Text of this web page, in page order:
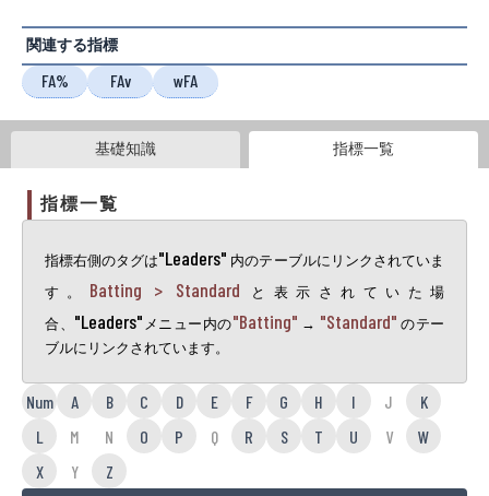
関連する指標
FA% FAv wFA
基礎知識 指標一覧
指標一覧
指標右側のタグは"Leaders" 内のテーブルにリンクされていま
す。 Batting > Standard と表示されていた場
合、 "Leaders"メニュー内の"Batting" → "Standard" のテー
ブルにリンクされています。
Num A B C D E F G H I J
K
L
M N O P Q R S T U V
W
X
Y Z